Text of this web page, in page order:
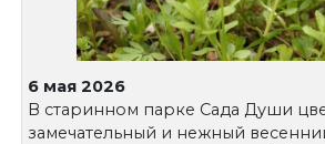
6 мая 2026
В старинном парке Сада Души
замечательный и нежный